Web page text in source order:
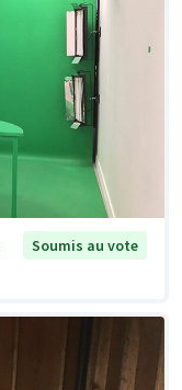
Soumis au vote